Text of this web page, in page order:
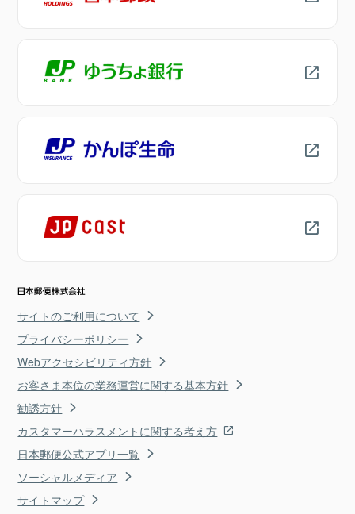
サイトのご利用について
プライバシーポリシー
Webアクセシビリティ方針
お客さま本位の業務運営に関する基本方針
勧誘方針
カスタマーハラスメントに関する考え方
日本郵便公式アプリ一覧
ソーシャルメディア
サイトマップ